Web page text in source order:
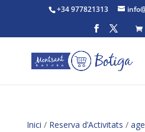
+34 977821313
Inici / Reserva d’Activitats /